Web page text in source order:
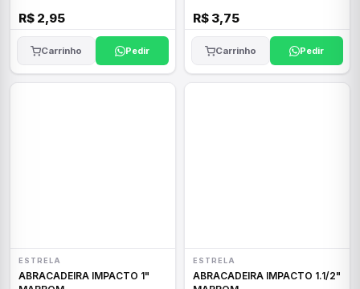
R$ 2,95
Carrinho Pedir
R$ 3,75
Carrinho Pedir
ESTRELA
ABRACADEIRA IMPACTO 1"
ESTRELA
ABRACADEIRA IMPACTO 1.1/2"